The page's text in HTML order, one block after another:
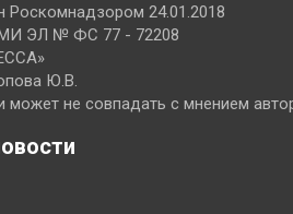
Роскомнадзором 24.01.2018
ЭЛ № ФС 77 - 72208
Ю.В.
может не совпадать с мнением